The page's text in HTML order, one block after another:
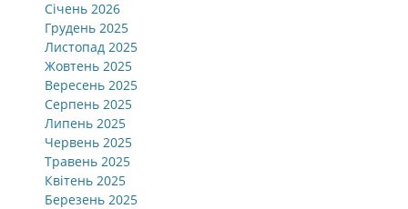
Січень 2026
Грудень 2025
Листопад 2025
Жовтень 2025
Вересень 2025
Серпень 2025
Липень 2025
Червень 2025
Травень 2025
Квітень 2025
Березень 2025